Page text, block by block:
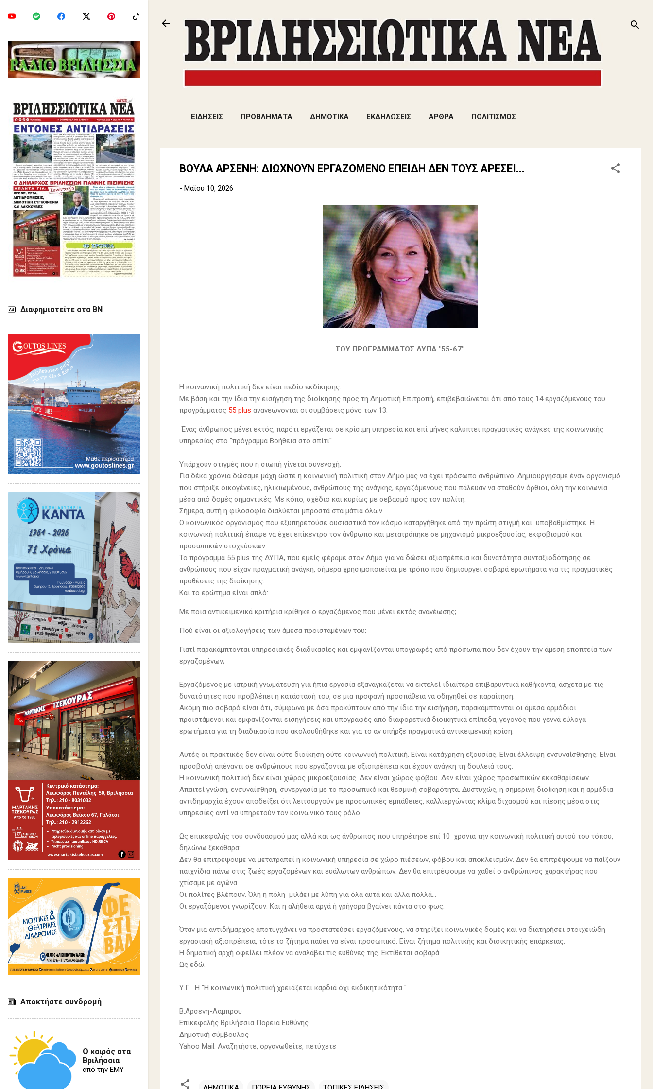
ΕΙΔΗΣΕΙΣ ΠΡΟΒΛΗΜΑΤΑ ΔΗΜΟΤΙΚΑ ΕΚΔΗΛΩΣΕΙΣ ΑΡΘΡΑ ΠΟΛΙΤΙΣΜΟΣ
ΒΟΥΛΑ ΑΡΣΕΝΗ: ΔΙΩΧΝΟΥΝ ΕΡΓΑΖΟΜΕΝΟ ΕΠΕΙΔΗ ΔΕΝ ΤΟΥΣ ΑΡΕΣΕΙ...
- Μαΐου 10, 2026
ΤΟΥ ΠΡΟΓΡΑΜΜΑΤΟΣ ΔΥΠΑ "55-67"
Η κοινωνική πολιτική δεν είναι πεδίο εκδίκησης.
Με βάση και την ίδια την εισήγηση της διοίκησης προς τη Δημοτική Επιτροπή, επιβεβαιώνεται ότι από τους 14 εργαζόμενους του
προγράμματος 55 plus ανανεώνονται οι συμβάσεις μόνο των 13.
Ένας άνθρωπος μένει εκτός, παρότι εργάζεται σε κρίσιμη υπηρεσία και επί μήνες καλύπτει πραγματικές ανάγκες της κοινωνικής
υπηρεσίας στο "πρόγραμμα Βοήθεια στο σπίτι"
Υπάρχουν στιγμές που η σιωπή γίνεται συνενοχή.
Για δέκα χρόνια δώσαμε μάχη ώστε η κοινωνική πολιτική στον Δήμο μας να έχει πρόσωπο ανθρώπινο. Δημιουργήσαμε έναν οργανισμό
που στήριξε οικογένειες, ηλικιωμένους, ανθρώπους της ανάγκης, εργαζόμενους που πάλευαν να σταθούν όρθιοι, όλη την κοινωνία
μέσα από δομές σημαντικές. Με κόπο, σχέδιο και κυρίως με σεβασμό προς τον πολίτη.
Σήμερα, αυτή η φιλοσοφία διαλύεται μπροστά στα μάτια όλων.
Ο κοινωνικός οργανισμός που εξυπηρετούσε ουσιαστικά τον κόσμο καταργήθηκε από την πρώτη στιγμή και υποβαθμίστηκε. Η
κοινωνική πολιτική έπαψε να έχει επίκεντρο τον άνθρωπο και μετατράπηκε σε μηχανισμό μικροεξουσίας, εκφοβισμού και
προσωπικών στοχεύσεων.
Το πρόγραμμα 55 plus της ΔΥΠΑ, που εμείς φέραμε στον Δήμο για να δώσει αξιοπρέπεια και δυνατότητα συνταξιοδότησης σε
ανθρώπους που είχαν πραγματική ανάγκη, σήμερα χρησιμοποιείται με τρόπο που δημιουργεί σοβαρά ερωτήματα για τις πραγματικές
προθέσεις της διοίκησης.
Και το ερώτημα είναι απλό:
Με ποια αντικειμενικά κριτήρια κρίθηκε ο εργαζόμενος που μένει εκτός ανανέωσης;
Πού είναι οι αξιολογήσεις των άμεσα προϊσταμένων του;
Γιατί παρακάμπτονται υπηρεσιακές διαδικασίες και εμφανίζονται υπογραφές από πρόσωπα που δεν έχουν την άμεση εποπτεία των
εργαζομένων;
Εργαζόμενος με ιατρική γνωμάτευση για ήπια εργασία εξαναγκάζεται να εκτελεί ιδιαίτερα επιβαρυντικά καθήκοντα, άσχετα με τις
δυνατότητες που προβλέπει η κατάστασή του, σε μια προφανή προσπάθεια να οδηγηθεί σε παραίτηση.
Ακόμη πιο σοβαρό είναι ότι, σύμφωνα με όσα προκύπτουν από την ίδια την εισήγηση, παρακάμπτονται οι άμεσα αρμόδιοι
προϊστάμενοι και εμφανίζονται εισηγήσεις και υπογραφές από διαφορετικά διοικητικά επίπεδα, γεγονός που γεννά εύλογα
ερωτήματα για τη διαδικασία που ακολουθήθηκε και για το αν υπήρξε πραγματικά αντικειμενική κρίση.
Αυτές οι πρακτικές δεν είναι ούτε διοίκηση ούτε κοινωνική πολιτική. Είναι κατάχρηση εξουσίας. Είναι έλλειψη ενσυναίσθησης. Είναι
προσβολή απέναντι σε ανθρώπους που εργάζονται με αξιοπρέπεια και έχουν ανάγκη τη δουλειά τους.
Η κοινωνική πολιτική δεν είναι χώρος μικροεξουσίας. Δεν είναι χώρος φόβου. Δεν είναι χώρος προσωπικών εκκαθαρίσεων.
Απαιτεί γνώση, ενσυναίσθηση, συνεργασία με το προσωπικό και θεσμική σοβαρότητα. Δυστυχώς, η σημερινή διοίκηση και η αρμόδια
αντιδημαρχία έχουν αποδείξει ότι λειτουργούν με προσωπικές εμπάθειες, καλλιεργώντας κλίμα διχασμού και πίεσης μέσα στις
υπηρεσίες αντί να υπηρετούν τον κοινωνικό τους ρόλο.
Ως επικεφαλής του συνδυασμού μας αλλά και ως άνθρωπος που υπηρέτησε επί 10 χρόνια την κοινωνική πολιτική αυτού του τόπου,
δηλώνω ξεκάθαρα:
Δεν θα επιτρέψουμε να μετατραπεί η κοινωνική υπηρεσία σε χώρο πιέσεων, φόβου και αποκλεισμών. Δεν θα επιτρέψουμε να παίζουν
παιχνίδια πάνω στις ζωές εργαζομένων και ευάλωτων ανθρώπων. Δεν θα επιτρέψουμε να χαθεί ο ανθρώπινος χαρακτήρας που
χτίσαμε με αγώνα.
Οι πολίτες βλέπουν. Όλη η πόλη μιλάει με λύπη για όλα αυτά και άλλα πολλά...
Οι εργαζόμενοι γνωρίζουν. Και η αλήθεια αργά ή γρήγορα βγαίνει πάντα στο φως.
Όταν μια αντιδήμαρχος αποτυγχάνει να προστατεύσει εργαζόμενους, να στηρίξει κοινωνικές δομές και να διατηρήσει στοιχειώδη
εργασιακή αξιοπρέπεια, τότε το ζήτημα παύει να είναι προσωπικό. Είναι ζήτημα πολιτικής και διοικητικής επάρκειας.
Η δημοτική αρχή οφείλει πλέον να αναλάβει τις ευθύνες της. Εκτίθεται σοβαρά .
Ως εδώ.
Υ.Γ. Η "Η κοινωνική πολιτική χρειάζεται καρδιά όχι εκδικητικότητα "
Β.Αρσενη-Λαμπρου
Επικεφαλής Βριλήσσια Πορεία Ευθύνης
Δημοτική σύμβουλος
Yahoo Mail: Αναζητήστε, οργανωθείτε, πετύχετε
Διαφημιστείτε στα ΒΝ
Αποκτήστε συνδρομή
Ο καιρός στα
Βριλήσσια
από την ΕΜΥ